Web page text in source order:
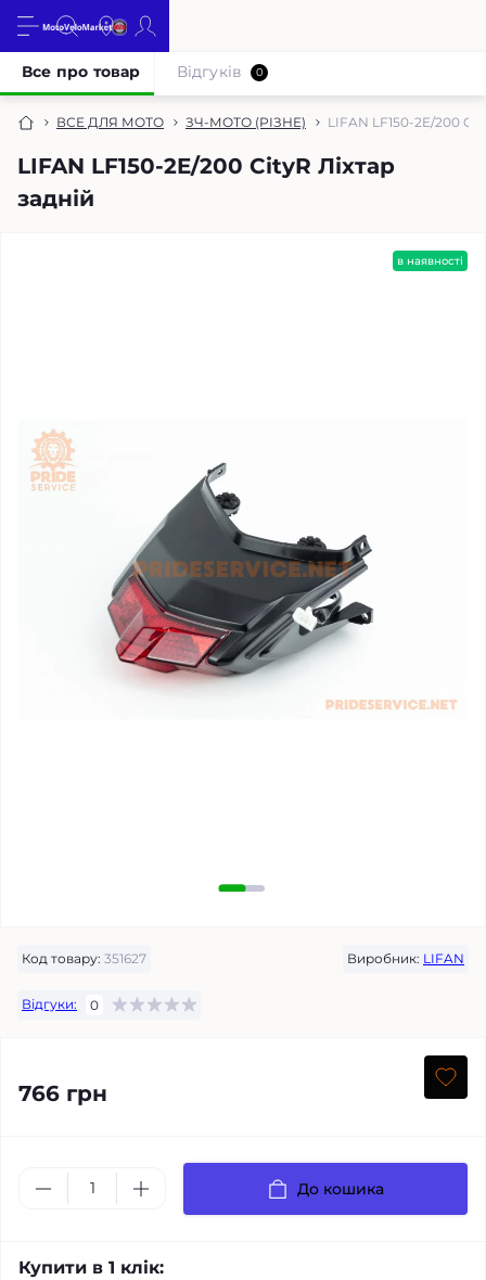
ВСЕ ДЛЯ МОТО ЗЧ-МОТО (РІЗНЕ) LIFAN LF150-2E/200
LIFAN LF150-2E/200 CityR Ліхтар
задній
Все про товар Відгуків 0
в наявності
Код товару: 351627 Виробник: LIFAN
Відгуки: 0
766 грн
До кошика
Купити в 1 клік: